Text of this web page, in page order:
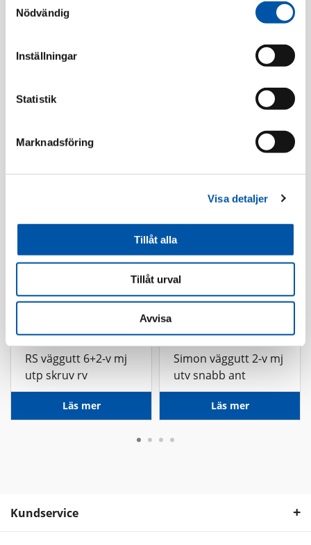
Nödvändig
Inställningar
Statistik
Marknadsföring
Visa detaljer
Tillåt alla
Tillåt urval
Avvisa
Beskrivning
Specifikation
RS väggutt 6+2-v mj
utp skruv rv
Läs mer
Simon väggutt 2-v mj
utv snabb ant
Läs mer
Kundservice